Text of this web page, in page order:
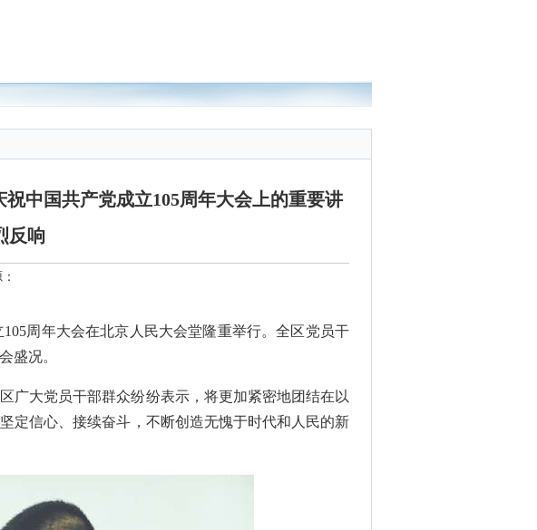
中国共产党成立105周年大会上的重要讲
反响
：
周年大会在北京人民大会堂隆重举行。全区党员干
盛况。
广大党员干部群众纷纷表示，将更加紧密地团结在以
定信心、接续奋斗，不断创造无愧于时代和人民的新